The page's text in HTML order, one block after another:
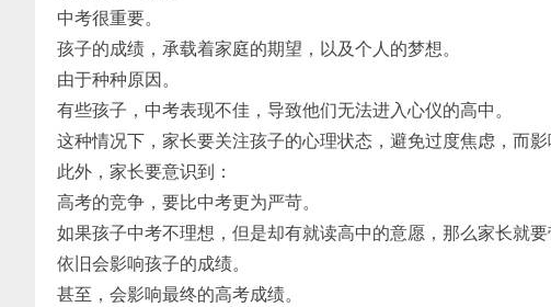
中考很重要。
孩子的成绩，承载着家庭的期望，以及个人的梦想。
由于种种原因。
有些孩子，中考表现不佳，导致他们无法进入心仪的高中。
这种情况下，家长要关注孩子的心理状态，避免过度焦虑，而影
此外，家长要意识到：
高考的竞争，要比中考更为严苛。
如果孩子中考不理想，但是却有就读高中的意愿，那么家长就
依旧会影响孩子的成绩。
甚至，会影响最终的高考成绩。